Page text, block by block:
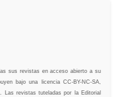
sus revistas en acceso abierto a su
bajo una licencia CC-BY-NC-SA,
revistas tuteladas por la Editorial